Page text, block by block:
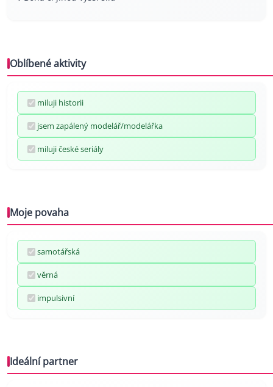
Oblíbené aktivity
miluji historii
jsem zapálený modelář/modelářka
miluji české seriály
Moje povaha
samotářská
věrná
impulsivní
Ideální partner